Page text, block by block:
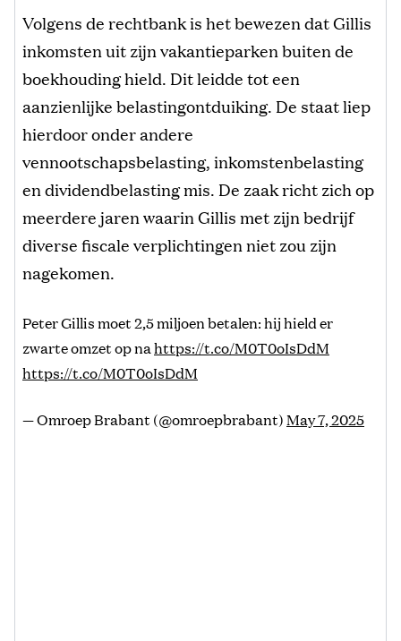
Volgens de rechtbank is het bewezen dat Gillis
inkomsten uit zijn vakantieparken buiten de
boekhouding hield. Dit leidde tot een
aanzienlijke belastingontduiking. De staat liep
hierdoor onder andere
vennootschapsbelasting, inkomstenbelasting
en dividendbelasting mis. De zaak richt zich op
meerdere jaren waarin Gillis met zijn bedrijf
diverse fiscale verplichtingen niet zou zijn
nagekomen.
Peter Gillis moet 2,5 miljoen betalen: hij hield er
zwarte omzet op nahttps://t.co/M0T0oIsDdM
https://t.co/M0T0oIsDdM
— Omroep Brabant (@omroepbrabant)May 7, 2025